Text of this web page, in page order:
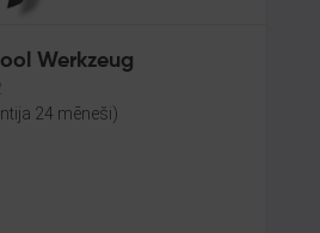
Werkzeug
24 mēneši)